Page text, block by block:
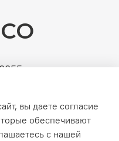
b2b-поставки
оборудования
вы даете согласие
обеспечивают
с нашей